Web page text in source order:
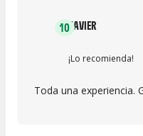
10JAVIER
¡Lo recomienda!
Toda una experiencia.